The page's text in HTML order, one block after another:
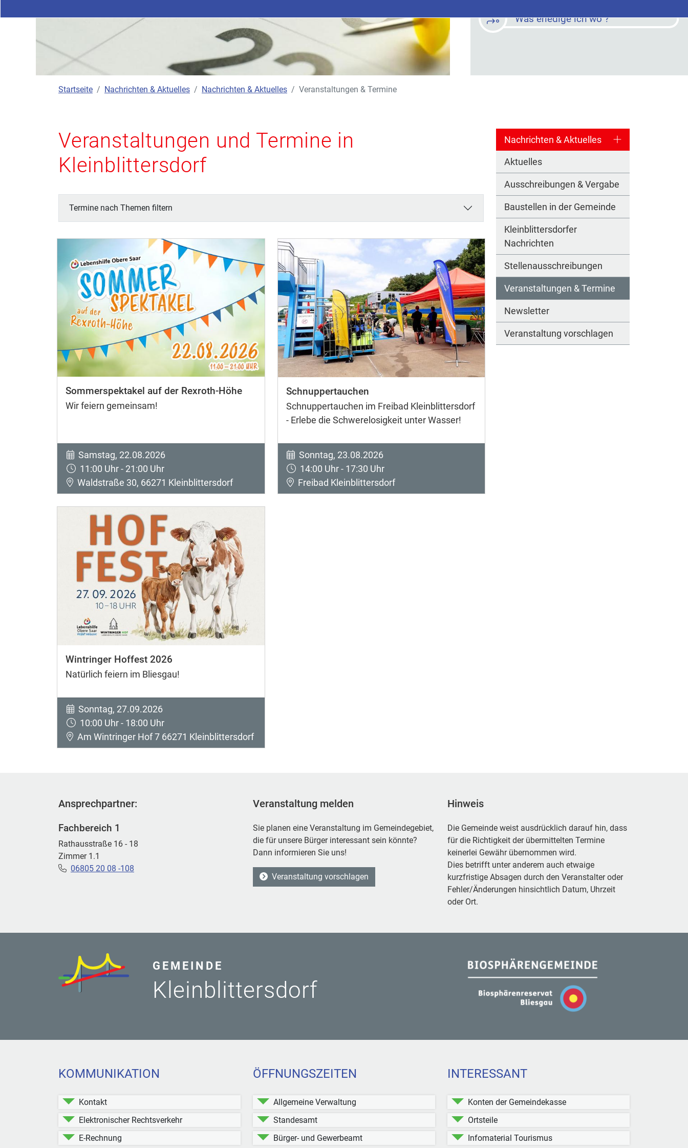
Was erledige ich wo ?
Startseite Nachrichten & Aktuelles Nachrichten & Aktuelles Veranstaltungen & Termine
Nachrichten & Aktuelles
Aktuelles
Ausschreibungen & Vergabe
Baustellen in der Gemeinde
Kleinblittersdorfer
Nachrichten
Stellenausschreibungen
Veranstaltungen & Termine
Newsletter
Veranstaltung vorschlagen
Veranstaltungen und Termine in
Kleinblittersdorf
Termine nach Themen filtern
Sommerspektakel auf der Rexroth-Höhe
Wir feiern gemeinsam!
Samstag, 22.08.2026
11:00 Uhr - 21:00 Uhr
Waldstraße 30, 66271 Kleinblittersdorf
Schnuppertauchen
Schnuppertauchen im Freibad Kleinblittersdorf
- Erlebe die Schwerelosigkeit unter Wasser!
Sonntag, 23.08.2026
14:00 Uhr - 17:30 Uhr
Freibad Kleinblittersdorf
Wintringer Hoffest 2026
Natürlich feiern im Bliesgau!
Sonntag, 27.09.2026
10:00 Uhr - 18:00 Uhr
Am Wintringer Hof 7 66271 Kleinblittersdorf
Ansprechpartner:
Fachbereich 1
Rathausstraße 16 - 18
Zimmer 1.1
06805 20 08 -108
Veranstaltung melden
Sie planen eine Veranstaltung im Gemeindegebiet,
die für unsere Bürger interessant sein könnte?
Dann informieren Sie uns!
Veranstaltung vorschlagen
Hinweis
Die Gemeinde weist ausdrücklich darauf hin, dass
für die Richtigkeit der übermittelten Termine
keinerlei Gewähr übernommen wird.
Dies betrifft unter anderem auch etwaige
kurzfristige Absagen durch den Veranstalter oder
Fehler/Änderungen hinsichtlich Datum, Uhrzeit
oder Ort.
GEMEINDE
Kleinblittersdorf
KOMMUNIKATION
Kontakt
Elektronischer Rechtsverkehr
E-Rechnung
ÖFFNUNGSZEITEN
Allgemeine Verwaltung
Standesamt
Bürger- und Gewerbeamt
INTERESSANT
Konten der Gemeindekasse
Ortsteile
Infomaterial Tourismus